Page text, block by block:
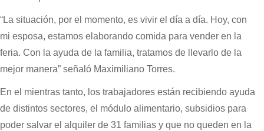
“La situación, por el momento, es vivir el día a día. Hoy, con
mi esposa, estamos elaborando comida para vender en la
feria. Con la ayuda de la familia, tratamos de llevarlo de la
mejor manera” señaló Maximiliano Torres.
En el mientras tanto, los trabajadores están recibiendo ayuda
de distintos sectores, el módulo alimentario, subsidios para
poder salvar el alquiler de 31 familias y que no queden en la